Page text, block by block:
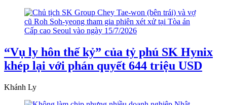
“Vụ ly hôn thế kỷ” của tỷ phú SK Hynix
khép lại với phán quyết 644 triệu USD
Khánh Ly